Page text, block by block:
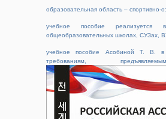
образовательная область – спортивно-
учебное пособие реализуется
общеобразовательных школах, СУЗах,
учебное пособие Асобиной Т. В. в
требованиям,